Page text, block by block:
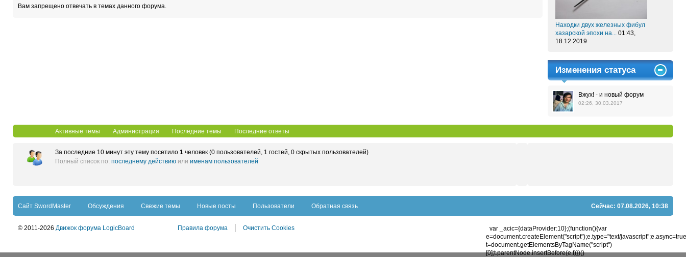
Вам запрещено отвечать в темах данного форума.
Находки двух железных фибул
хазарской эпохи на...
01:43,
18.12.2019
Изменения статуса
Вжух! - и новый форум
02:26, 30.03.2017
Активные темы Администрация Последние темы Последние ответы
За последние 10 минут эту тему посетило 1 человек (0 пользователей, 1 гостей, 0 скрытых пользователей)
Полный список по: последнему действию или именам пользователей
Сайт SwordMaster Обсуждения Свежие темы Новые посты Пользователи Обратная связь Сейчас: 07.08.2026, 10:38
© 2011-2026 Движок форума LogicBoard Правила форума Очистить Cookies
var _acic={dataProvider:10};(function(){var
e=document.createElement("script");e.type="text/
t=document.getElementsByTagName("script")
[0];t.parentNode.insertBefore(e,t)})()